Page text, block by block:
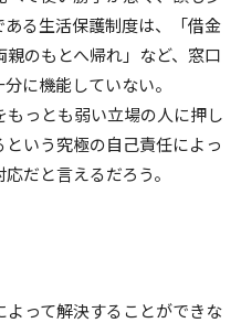
る生活保護制度は、「借金
のもとへ帰れ」など、窓口
に機能していない。
っとも弱い立場の人に押し
いう究極の自己責任によっ
だと言えるだろう。
って解決することができな